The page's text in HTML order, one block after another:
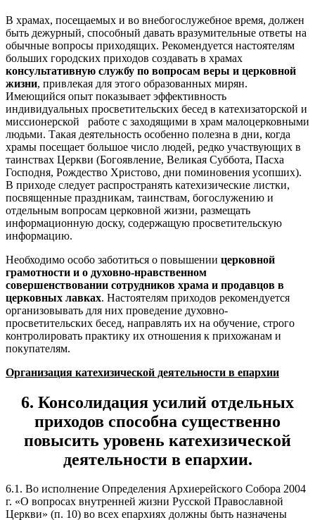
В храмах, посещаемых и во внебогослужебное время, должен
быть дежурный, способный давать вразумительные ответы на
обычные вопросы приходящих. Рекомендуется настоятелям
больших городских приходов создавать в храмах
консультативную службу по вопросам веры и церковной
жизни, привлекая для этого образованных мирян.
Имеющийся опыт показывает эффективность
индивидуальных просветительских бесед в катехизаторской и
миссионерской работе с заходящими в храм малоцерковными
людьми. Такая деятельность особенно полезна в дни, когда
храмы посещает большое число людей, редко участвующих в
таинствах Церкви (Богоявление, Великая Суббота, Пасха
Господня, Рождество Христово, дни поминовения усопших).
В приходе следует распространять катехизические листки,
посвященные праздникам, таинствам, богослужению и
отдельным вопросам церковной жизни, размещать
информационную доску, содержащую просветительскую
информацию.
Необходимо особо заботиться о повышении церковной
грамотности и о духовно-нравственном
совершенствовании сотрудников храма и продавцов в
церковных лавках. Настоятелям приходов рекомендуется
организовывать для них проведение духовно-
просветительских бесед, направлять их на обучение, строго
контролировать практику их отношения к прихожанам и
покупателям.
Организация катехизической деятельности в епархии
6. Консолидация усилий отдельных
приходов способна существенно
повысить уровень катехизической
деятельности в епархии.
6.1. Во исполнение Определения Архиерейского Собора 2004
г. «О вопросах внутренней жизни Русской Православной
Церкви» (п. 10) во всех епархиях должны быть назначены